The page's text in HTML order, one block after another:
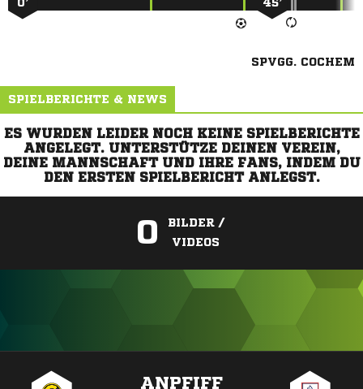
0’ 45’
SPVGG. COCHEM
SPIELBERICHTE & NEWS
ES WURDEN LEIDER NOCH KEINE SPIELBERICHTE
ANGELEGT. UNTERSTÜTZE DEINEN VEREIN,
DEINE MANNSCHAFT UND IHRE FANS, INDEM DU
DEN ERSTEN SPIELBERICHT ANLEGST.
0
BILDER /
VIDEOS
ANPFIFF